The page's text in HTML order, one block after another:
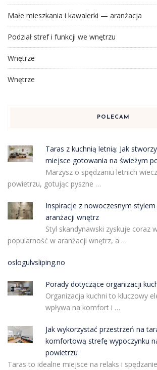
Małe mieszkania i kawalerki — aranżacja
Podział stref i funkcji we wnętrzu
Wnętrze
Wnętrze
POLECAM
Taras z kuchnią letnią: Jak
miejsce gotowania na świeżym
Marzysz o spędzaniu letnich
powietrzu, gotując pyszne …
Inspiracje z nowoczesnym
aranżacji wnętrz
Styl skandynawski zyskuje coraz
popularność w aranżacji wnętrz, a …
oslogulvsliping.no
Porady dotyczące organizacji
Organizacja kuchni to kluczowy
wpływa na komfort i …
Jak wykorzystać przestrzeń na
komfortową strefę wypoczynku
powietrzu
Taras to idealne miejsce na relaks i